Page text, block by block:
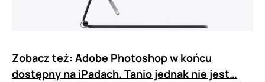
Zobacz też: Adobe Photoshop w końcu
dostępny na iPadach. Tanio jednak nie jest…